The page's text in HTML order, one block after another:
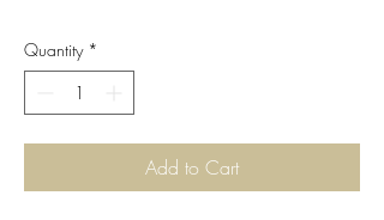
Quantity *
Add to Cart